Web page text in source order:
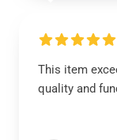
This item
quality and